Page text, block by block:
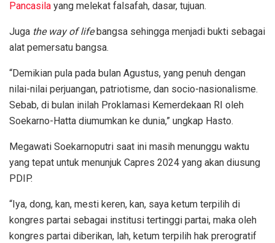
Pancasila yang melekat falsafah, dasar, tujuan.
Juga the way of lifebangsa sehingga menjadi bukti sebagai
alat pemersatu bangsa.
“Demikian pula pada bulan Agustus, yang penuh dengan
nilai-nilai perjuangan, patriotisme, dan socio-nasionalisme.
Sebab, di bulan inilah Proklamasi Kemerdekaan RI oleh
Soekarno-Hatta diumumkan ke dunia,” ungkap Hasto.
Megawati Soekarnoputri saat ini masih menunggu waktu
yang tepat untuk menunjuk Capres 2024 yang akan diusung
PDIP.
“Iya, dong, kan, mesti keren, kan, saya ketum terpilih di
kongres partai sebagai institusi tertinggi partai, maka oleh
kongres partai diberikan, lah, ketum terpilih hak prerogratif